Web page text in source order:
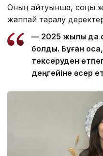
Оның айтуынша, соңғы
жаппай таралу
— 2025 жылы да
болды. Бұған
тексеруден
деңгейіне әсер